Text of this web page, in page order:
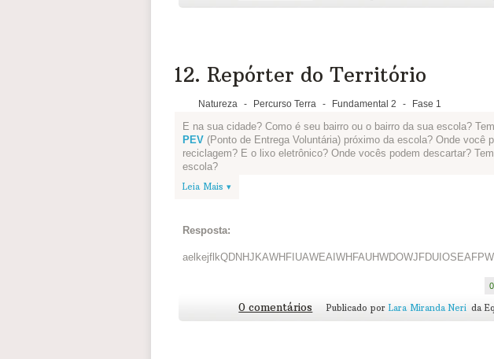
12. Repórter do Território
Natureza - Percurso Terra - Fundamental 2 - Fase 1
E na sua cidade? Como é seu bairro ou o bairro da sua escola?
PEV (Ponto de Entrega Voluntária) próximo da escola? Onde você
reciclagem? E o lixo eletrônico? Onde vocês podem descartar?
escola?
Reúna sua equipe levantes essas e outras questões que vocês
Depois vocês podem disponibilizar o jornal para todos da escola
que pode ser melhorado.
Jornal do Pequeno Cidadão
Leia Mais ▾
Resposta:
0
0 comentários Publicado por Lara Miranda Neri da